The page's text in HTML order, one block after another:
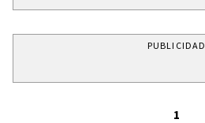
PUBLICIDAD
1